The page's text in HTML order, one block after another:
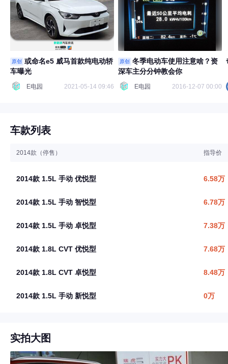
原创
或命名e5 威马首款纯电动轿
车曝光
E电园 2021-05-14 09:46
原创
冬季电动车使用注意啥？资
深车主分分钟教会你
E电园 2016-12-07 00:00
车款列表
2014款（停售） 指导价
2014款 1.5L 手动 优悦型 6.58万
2014款 1.5L 手动 智悦型 6.78万
2014款 1.5L 手动 卓悦型 7.38万
2014款 1.8L CVT 优悦型 7.68万
2014款 1.8L CVT 卓悦型 8.48万
2014款 1.5L 手动 新悦型 0万
实拍大图